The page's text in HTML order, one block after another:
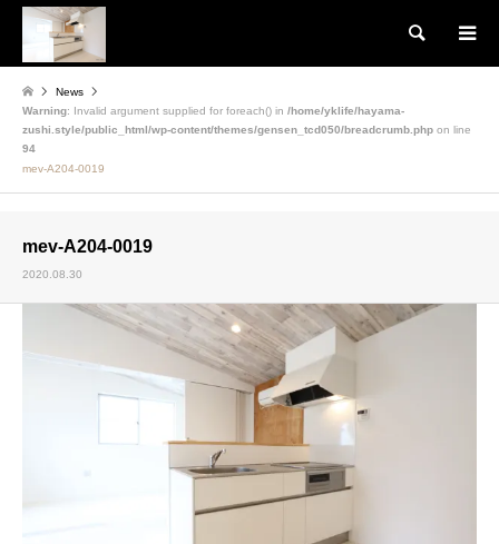
検索
News
Warning: Invalid argument supplied for foreach() in /home/yklife/hayama-
zushi.style/public_html/wp-content/themes/gensen_tcd050/breadcrumb.php on line
94
mev-A204-0019
mev-A204-0019
2020.08.30